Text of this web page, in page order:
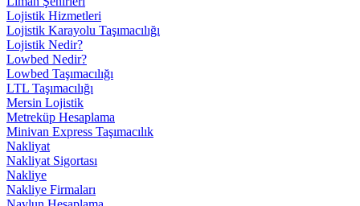
Lojistik Hizmetleri
Lojistik Karayolu Taşımacılığı
Lojistik Nedir?
Lowbed Nedir?
Lowbed Taşımacılığı
LTL Taşımacılığı
Mersin Lojistik
Metreküp Hesaplama
Minivan Express Taşımacılık
Nakliyat
Nakliyat Sigortası
Nakliye
Nakliye Firmaları